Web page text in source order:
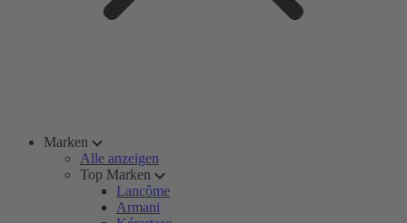
Marken
Alle anzeigen
Top Marken
Lancôme
Armani